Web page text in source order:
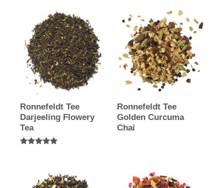
Ronnefeldt Tee
Darjeeling Flowery
Tea
Ronnefeldt Tee
Golden Curcuma
Chai